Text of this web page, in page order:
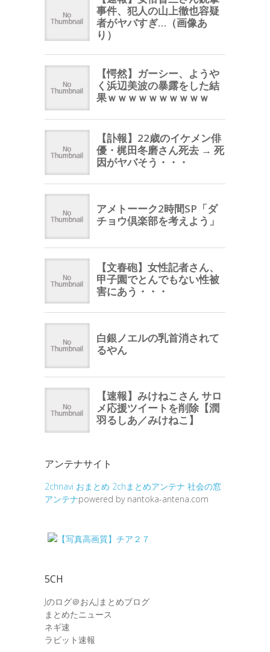
アンテナサイト
2chnavi おまとめ 2chまとめアンテナ 社会の窓
アンテナpowered by nantoka-antena.com
5CH
Jのログ＠おんJまとめブログ
まとめたニュース
ネギ速
ラビット速報